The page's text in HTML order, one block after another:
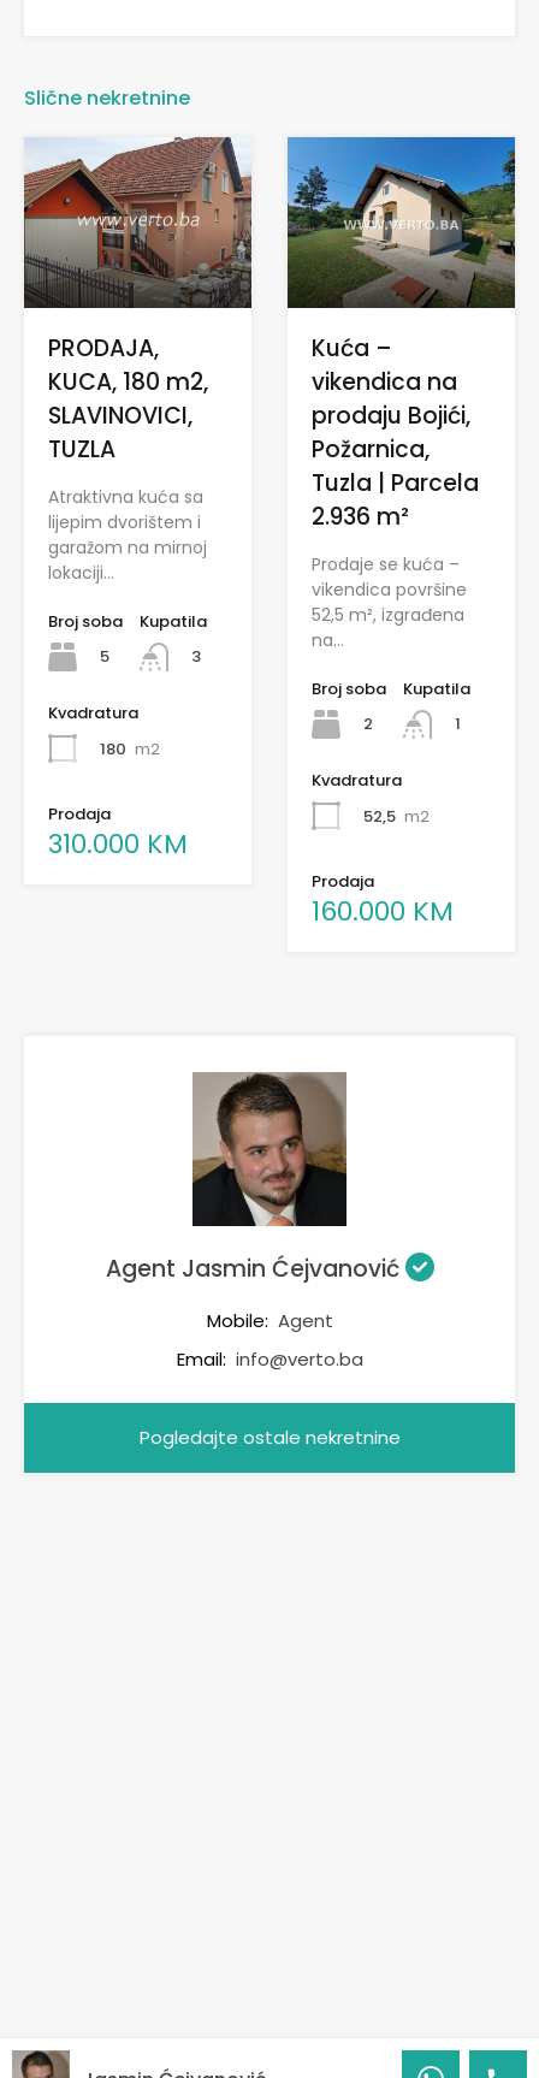
Slične nekretnine
PRODAJA,
KUCA, 180 m2,
SLAVINOVICI,
TUZLA
Atraktivna kuća sa
lijepim dvorištem i
garažom na mirnoj
lokaciji…
Broj soba
5
Kupatila
3
Kvadratura
180 m2
Prodaja
310.000 KM
Kuća –
vikendica na
prodaju Bojići,
Požarnica,
Tuzla | Parcela
2.936 m²
Prodaje se kuća –
vikendica površine
52,5 m², izgrađena
na…
Broj soba
2
Kupatila
1
Kvadratura
52,5 m2
Prodaja
160.000 KM
Agent Jasmin Ćejvanović
Mobile: Agent
Email: info@verto.ba
Pogledajte ostale nekretnine